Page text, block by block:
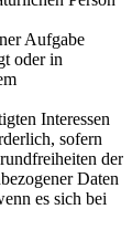
Aufgabe
oder in
Interessen
sofern
der
Daten
es sich bei